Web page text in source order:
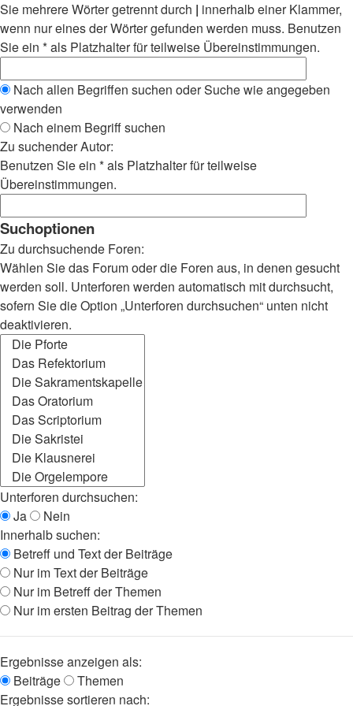
Sie mehrere Wörter getrennt durch | innerhalb einer Klammer,
wenn nur eines der Wörter gefunden werden muss. Benutzen
Sie ein * als Platzhalter für teilweise Übereinstimmungen.
Nach allen Begriffen suchen oder Suche wie angegeben
verwenden
Nach einem Begriff suchen
Zu suchender Autor:
Benutzen Sie ein * als Platzhalter für teilweise
Übereinstimmungen.
Suchoptionen
Zu durchsuchende Foren:
Wählen Sie das Forum oder die Foren aus, in denen gesucht
werden soll. Unterforen werden automatisch mit durchsucht,
sofern Sie die Option „Unterforen durchsuchen“ unten nicht
deaktivieren.
Unterforen durchsuchen:
Ja
Nein
Innerhalb suchen:
Betreff und Text der Beiträge
Nur im Text der Beiträge
Nur im Betreff der Themen
Nur im ersten Beitrag der Themen
Ergebnisse anzeigen als:
Beiträge
Themen
Ergebnisse sortieren nach: